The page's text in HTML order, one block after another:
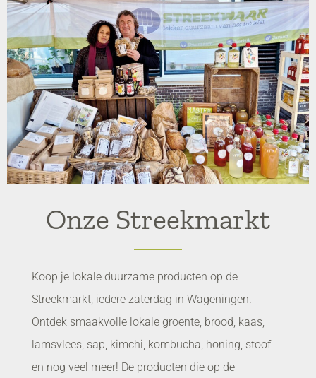
Onze Streekmarkt
Koop je lokale duurzame producten op de
Streekmarkt, iedere zaterdag in Wageningen.
Ontdek smaakvolle lokale groente, brood, kaas,
lamsvlees, sap, kimchi, kombucha, honing, stoof
en nog veel meer! De producten die op de